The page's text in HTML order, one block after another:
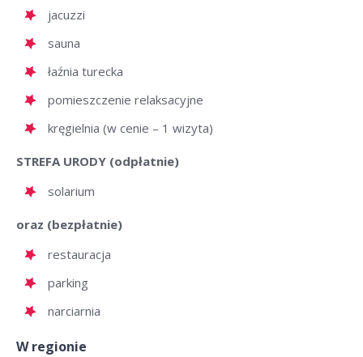
jacuzzi
sauna
łaźnia turecka
pomieszczenie relaksacyjne
kręgielnia (w cenie – 1 wizyta)
STREFA URODY (odpłatnie)
solarium
oraz (bezpłatnie)
restauracja
parking
narciarnia
W regionie